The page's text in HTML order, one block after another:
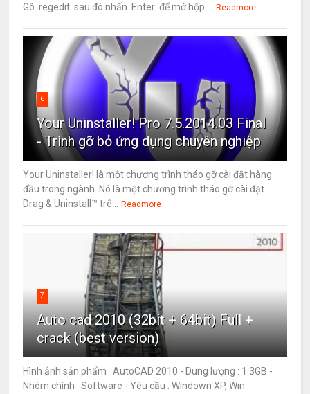
Gõ regedit sau đó nhấn Enter để mở hộp ...
Readmore
6
Your Uninstaller! Pro 7.5.2014.03 Final
- Trình gỡ bỏ ứng dụng chuyên nghiệp
Your Uninstaller! là một chương trình tháo gỡ cài đặt hàng
đầu trong ngành. Nó là một chương trình tháo gỡ cài đặt
Drag & Uninstall™ trê...
Readmore
7
Auto cad 2010 (32bit + 64bit) Full +
crack (best version)
Hình ảnh sản phẩm AutoCAD 2010 - Dung lượng : 1.3GB -
Nhóm chính : Software - Yêu cầu : Windown XP, Win